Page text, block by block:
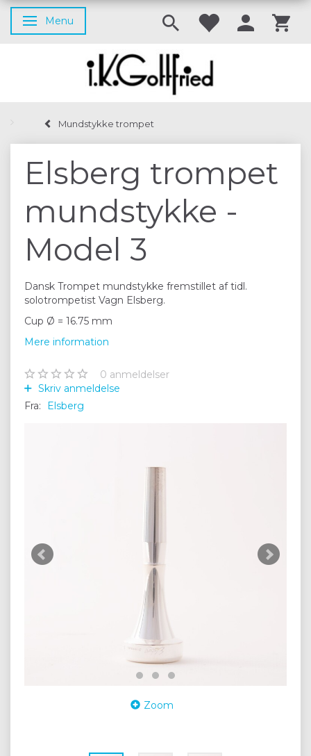
Skifte navigation
Menu
Mundstykke trompet
Elsberg trompet
mundstykke -
Model 3
Dansk Trompet mundstykke fremstillet af tidl.
solotrompetist Vagn Elsberg.
Cup Ø = 16.75 mm
Mere information
0 anmeldelser
Skriv anmeldelse
Fra:
Elsberg
Zoom